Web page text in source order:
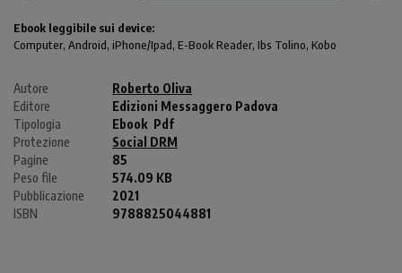
Ebook leggibile sui device:
Computer, Android, iPhone/Ipad, E-Book Reader, Ibs Tolino, Kobo
Autore
Roberto Oliva
Editore
Edizioni Messaggero Padova
Tipologia
Ebook Pdf
Protezione
Social DRM
Pagine
85
Peso file
574.09 KB
Pubblicazione
2021
ISBN
9788825044881